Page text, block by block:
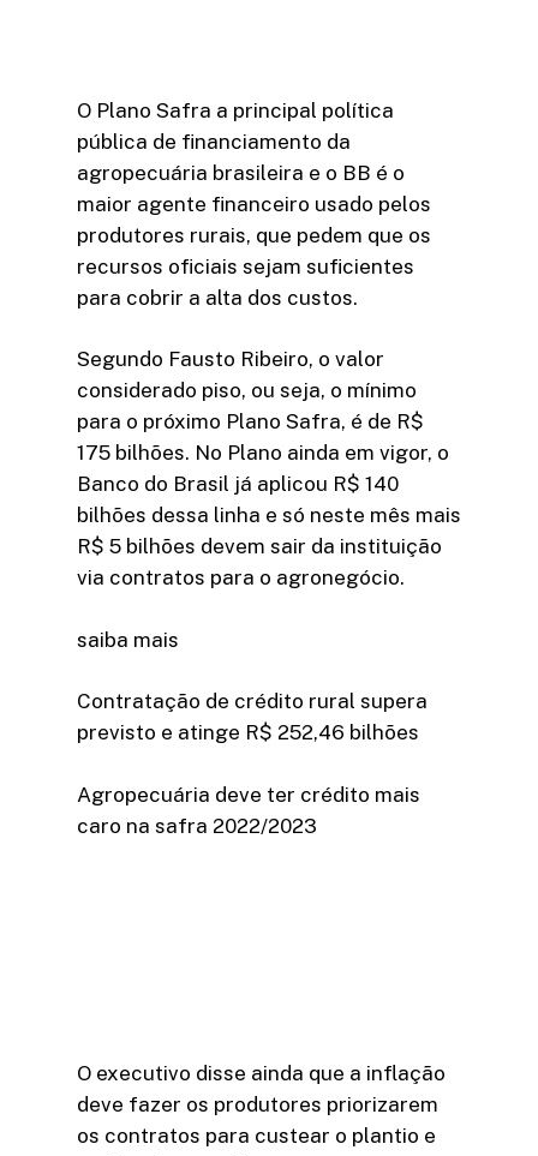
O Plano Safra a principal política
pública de financiamento da
agropecuária brasileira e o BB é o
maior agente financeiro usado pelos
produtores rurais, que pedem que os
recursos oficiais sejam suficientes
para cobrir a alta dos custos.
Segundo Fausto Ribeiro, o valor
considerado piso, ou seja, o mínimo
para o próximo Plano Safra, é de R$
175 bilhões. No Plano ainda em vigor, o
Banco do Brasil já aplicou R$ 140
bilhões dessa linha e só neste mês mais
R$ 5 bilhões devem sair da instituição
via contratos para o agronegócio.
saiba mais
Contratação de crédito rural supera
previsto e atinge R$ 252,46 bilhões
Agropecuária deve ter crédito mais
caro na safra 2022/2023
O executivo disse ainda que a inflação
deve fazer os produtores priorizarem
os contratos para custear o plantio e